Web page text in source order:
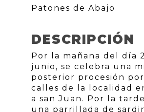
Patones de Abajo
DESCRIPCIÓN
Por la mañana del día
junio, se celebra una
posterior procesión
calles de la localidad
a san Juan. Por la
una parrillada de